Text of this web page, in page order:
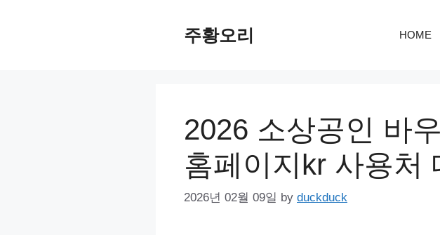
주황오리 HOME
2026 소상공인 바
홈페이지kr 사용처
2026년 02월 09일 by duckduck